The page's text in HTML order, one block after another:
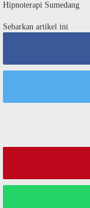
Hipnoterapi Sumedang
Sebarkan artikel ini